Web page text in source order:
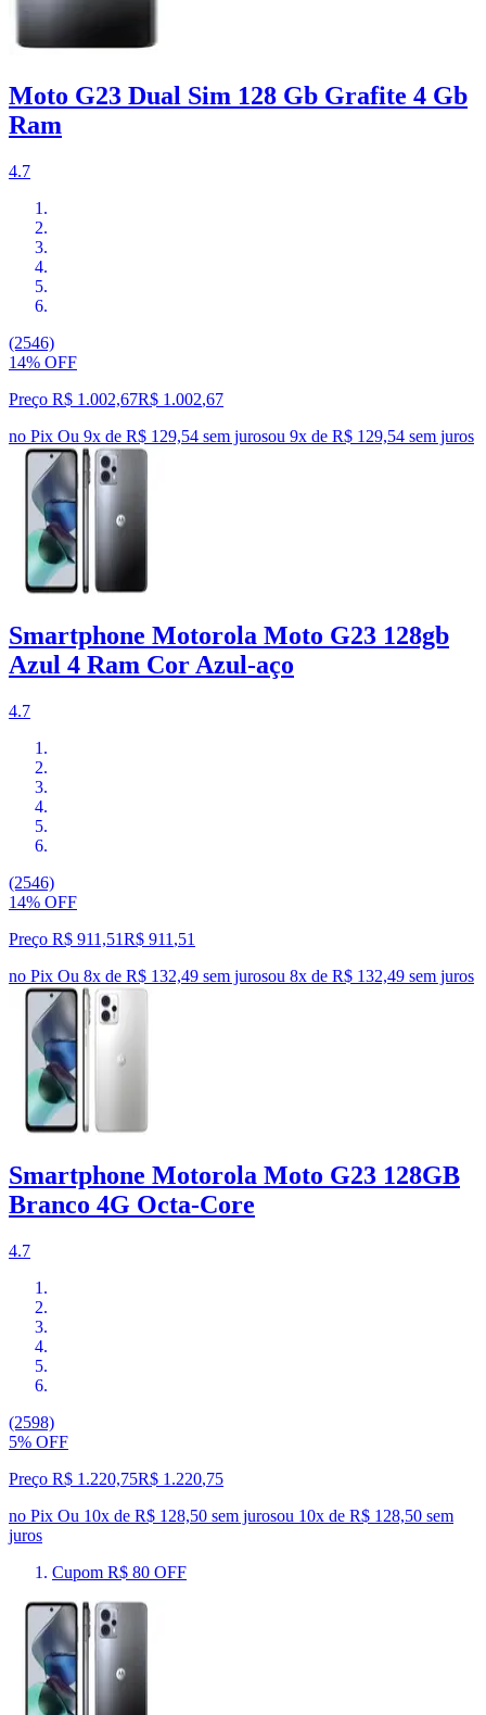
Moto G23 Dual Sim 128 Gb Grafite 4 Gb
Ram
4.7
(2546)
14% OFF
Preço R$ 1.002,67R$ 1.002,67
no Pix Ou 9x de R$ 129,54 sem jurosou 9x de R$ 129,54 sem juros
Smartphone Motorola Moto G23 128gb
Azul 4 Ram Cor Azul-aço
4.7
(2546)
14% OFF
Preço R$ 911,51R$ 911 ,51
no Pix Ou 8x de R$ 132,49 sem jurosou 8x de R$ 132,49 sem juros
Smartphone Motorola Moto G23 128GB
Branco 4G Octa-Core
4.7
(2598)
5% OFF
Preço R$ 1.220,75R$ 1.220,75
no Pix Ou 10x de R$ 128,50 sem jurosou 10x de R$ 128,50 sem
juros
Cupom R$ 80 OFF